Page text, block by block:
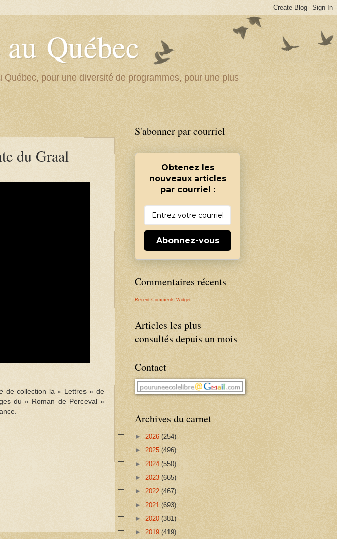
Québec
pour une diversité de programmes, pour une plus
du Graal
de collection la « Lettres » de
du « Roman de Perceval »
S'abonner par courriel
Obtenez les
nouveaux articles
par courriel :
Abonnez-vous
Commentaires récents
Recent Comments Widget
Articles les plus
consultés depuis un mois
Contact
Archives du carnet
► 2026 (254)
► 2025 (496)
► 2024 (550)
► 2023 (665)
► 2022 (467)
► 2021 (693)
► 2020 (381)
► 2019 (419)